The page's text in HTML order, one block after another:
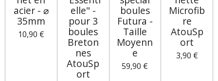
acier - ⌀
35mm
10,90 €
elle" -
pour 3
boules
Breton
nes
AtouSp
ort
boules
Futura -
Taille
Moyenn
e
59,90 €
Microfib
re
AtouSp
ort
3,90 €